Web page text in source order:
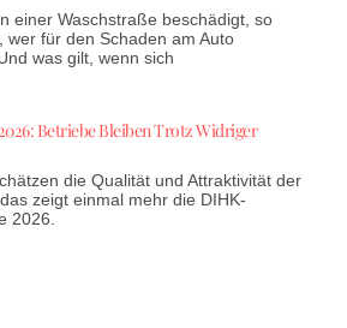
einer Waschstraße beschädigt, so
wer für den Schaden am Auto
was gilt, wenn sich
Betriebe Bleiben Trotz Widriger
die Qualität und Attraktivität der
zeigt einmal mehr die DIHK-
2026.